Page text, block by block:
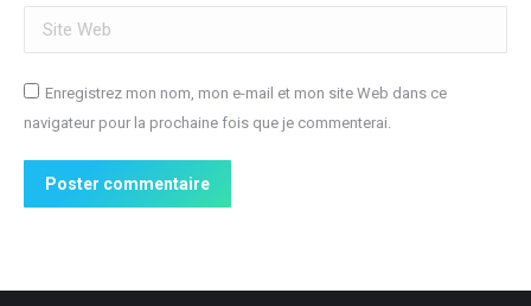
Site Web
Enregistrez mon nom, mon e-mail et mon site Web dans ce
navigateur pour la prochaine fois que je commenterai.
Poster commentaire